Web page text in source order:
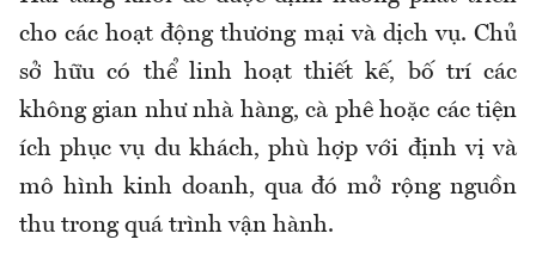
cho các hoạt động thương mại và dịch vụ. Chủ
sở hữu có thể linh hoạt thiết kế, bố trí các
không gian như nhà hàng, cà phê hoặc các tiện
ích phục vụ du khách, phù hợp với định vị và
mô hình kinh doanh, qua đó mở rộng nguồn
thu trong quá trình vận hành.